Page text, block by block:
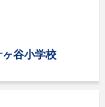
谷小学校